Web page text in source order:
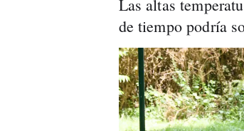
Las altas
de tiempo podría